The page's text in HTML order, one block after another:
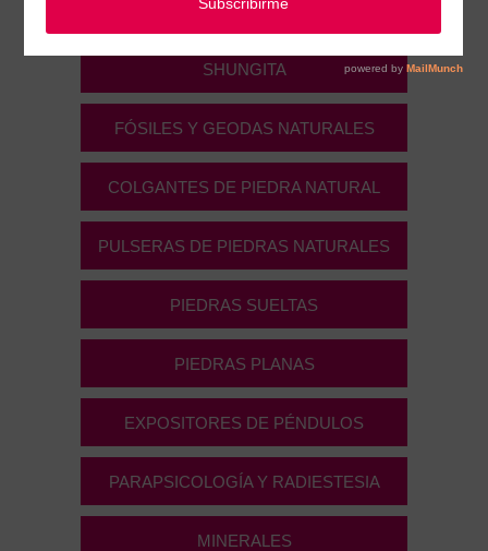
Parapsicología, radiestesia y Minerales
SHUNGITA
FÓSILES Y GEODAS NATURALES
COLGANTES DE PIEDRA NATURAL
PULSERAS DE PIEDRAS NATURALES
PIEDRAS SUELTAS
PIEDRAS PLANAS
EXPOSITORES DE PÉNDULOS
PARAPSICOLOGÍA Y RADIESTESIA
MINERALES